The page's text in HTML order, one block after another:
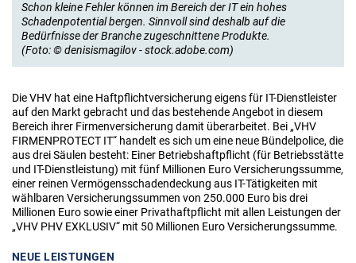
Schon kleine Fehler können im Bereich der IT ein hohes
Schadenpotential bergen. Sinnvoll sind deshalb auf die
Bedürfnisse der Branche zugeschnittene Produkte.
(Foto: © denisismagilov - stock.adobe.com)
Die VHV hat eine Haftpflichtversicherung eigens für IT-Dienstleister
auf den Markt gebracht und das bestehende Angebot in diesem
Bereich ihrer Firmenversicherung damit überarbeitet. Bei „VHV
FIRMENPROTECT IT“ handelt es sich um eine neue Bündelpolice, die
aus drei Säulen besteht: Einer Betriebshaftpflicht (für Betriebsstätte
und IT-Dienstleistung) mit fünf Millionen Euro Versicherungssumme,
einer reinen Vermögensschadendeckung aus IT-Tätigkeiten mit
wählbaren Versicherungssummen von 250.000 Euro bis drei
Millionen Euro sowie einer Privathaftpflicht mit allen Leistungen der
„VHV PHV EXKLUSIV“ mit 50 Millionen Euro Versicherungssumme.
NEUE LEISTUNGEN